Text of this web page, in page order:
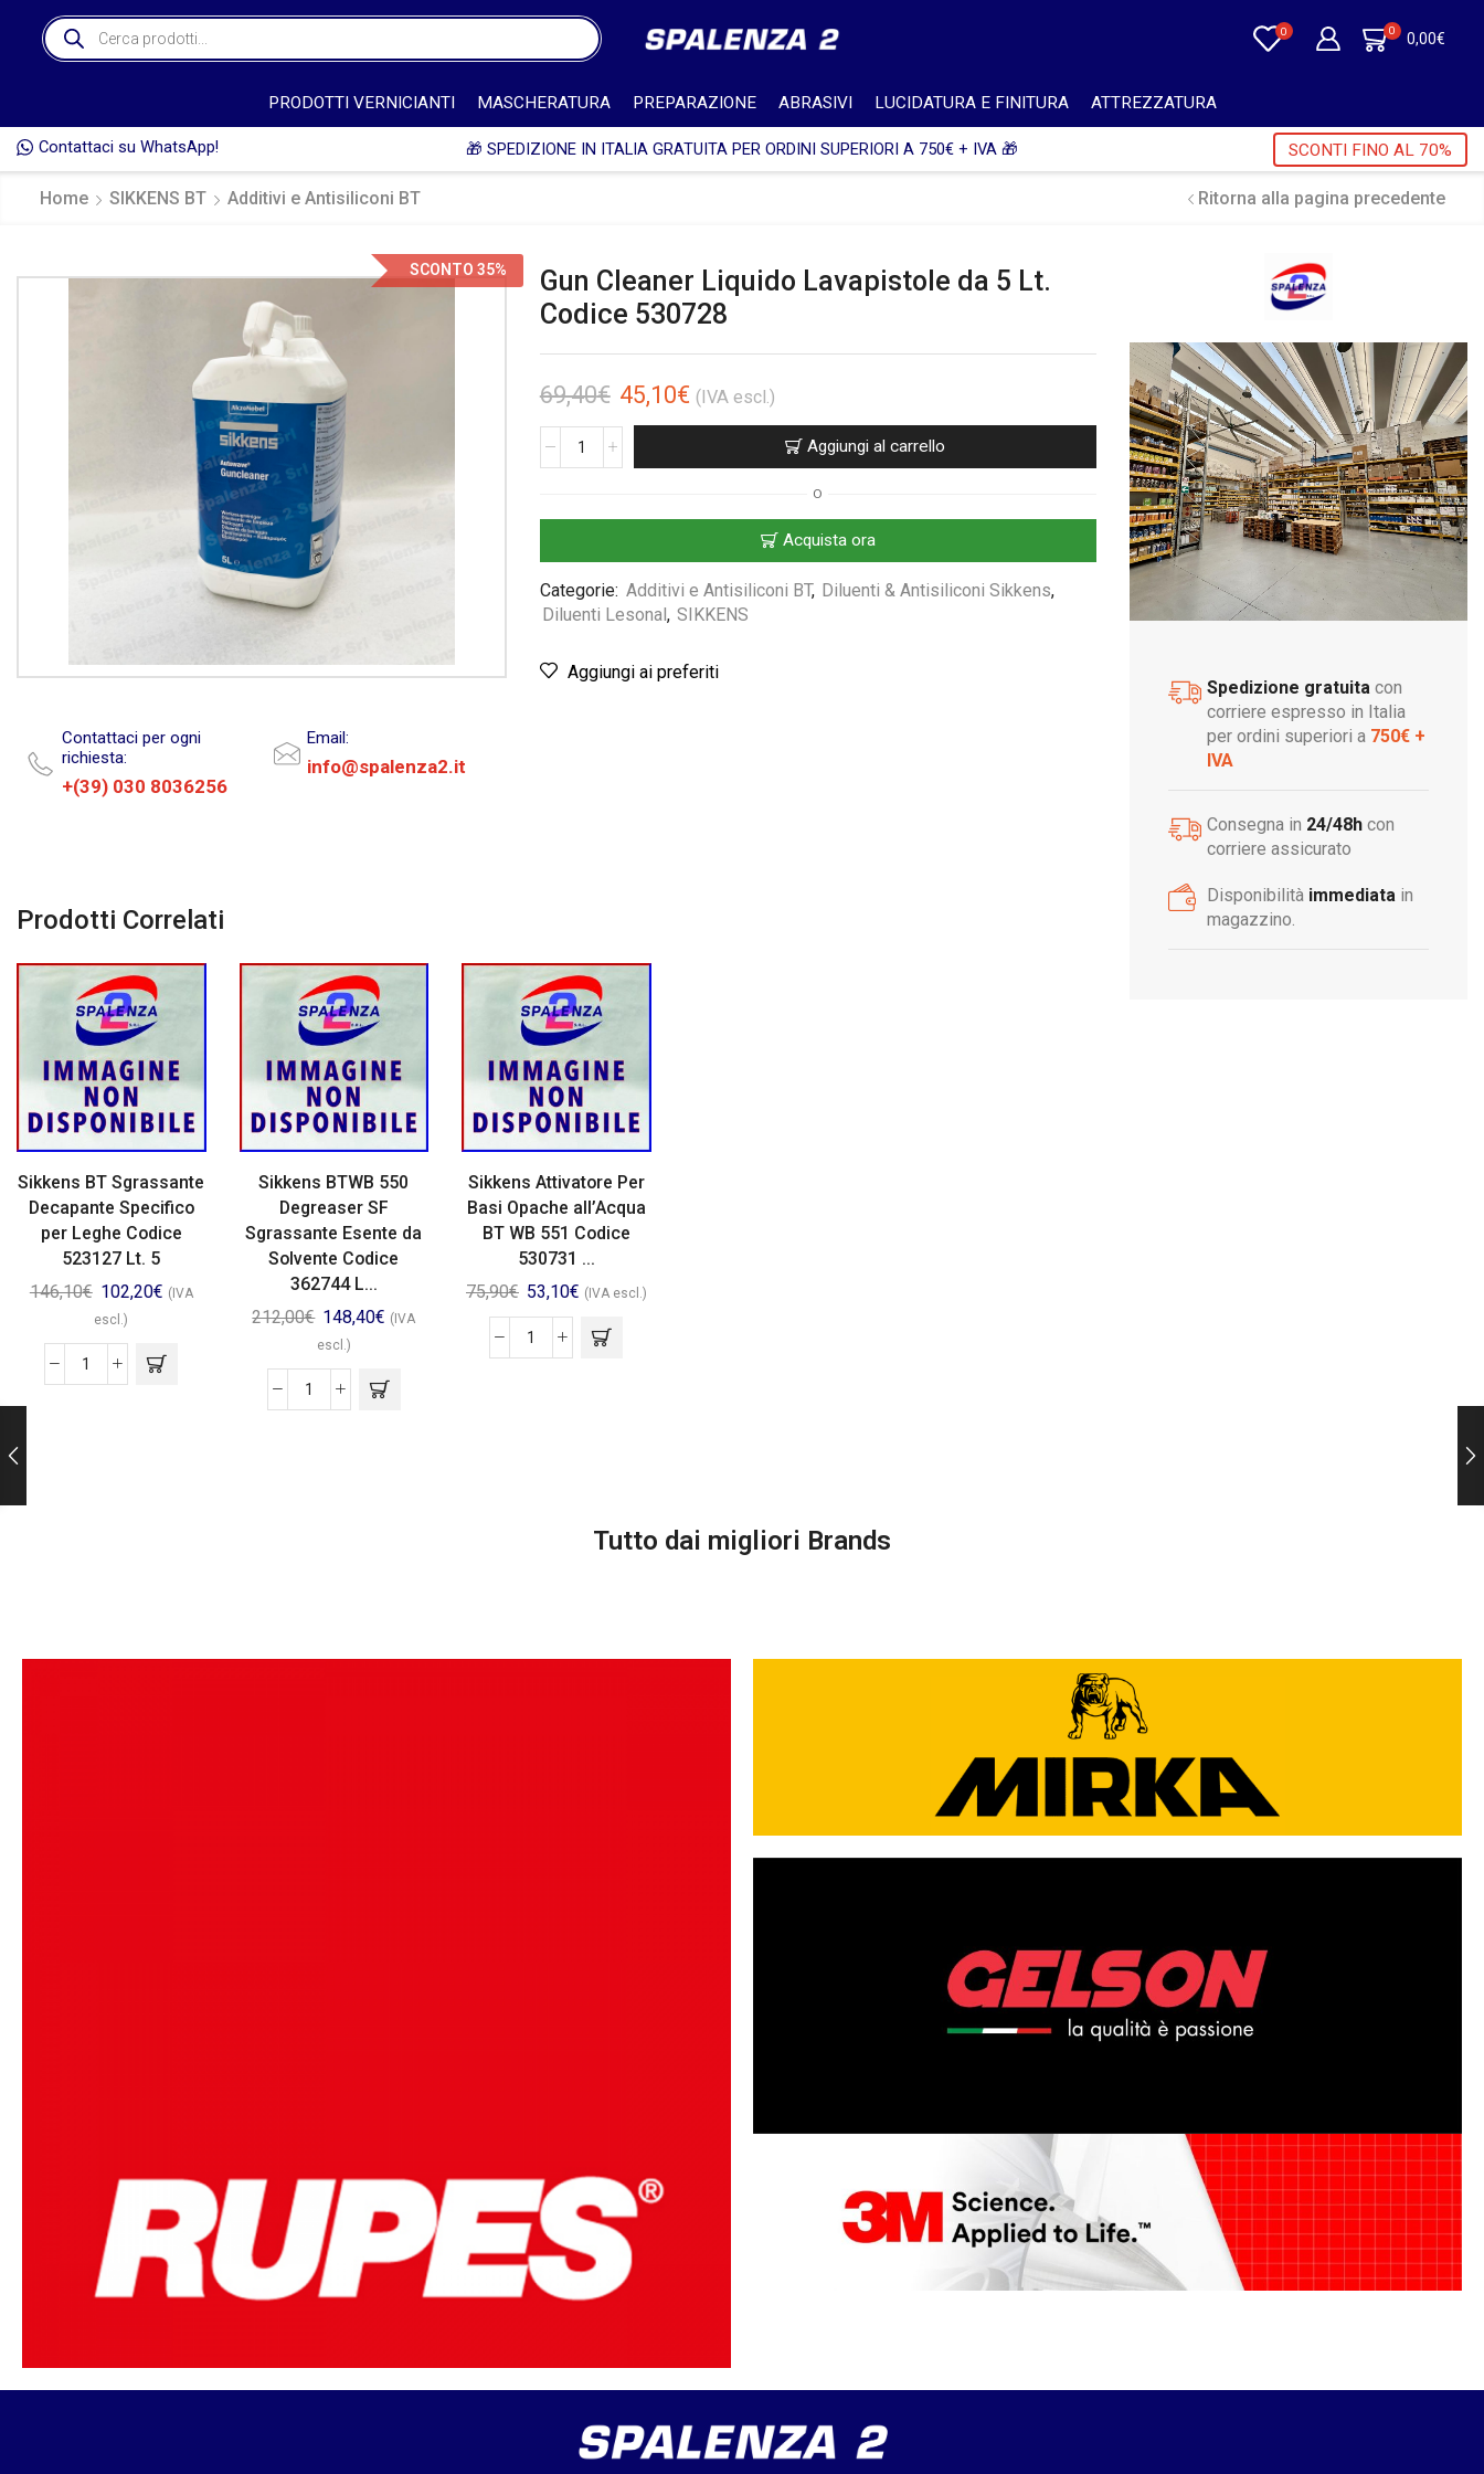
0 0 0,00€
PRODOTTI VERNICIANTI MASCHERATURA PREPARAZIONE ABRASIVI LUCIDATURA E FINITURA ATTREZZATURA
Contattaci su WhatsApp! 🎁 SPEDIZIONE IN ITALIA GRATUITA PER ORDINI SUPERIORI A 750€ + IVA 🎁 SCONTI FINO AL 70%
Home SIKKENS BT Additivi e Antisiliconi BT Ritorna alla pagina precedente
SCONTO 35%
Contattaci per ogni
richiesta:
+(39) 030 8036256
Email:
info@spalenza2.it
Gun Cleaner Liquido Lavapistole da 5 Lt.
Codice 530728
69,40€ 45,10€ (IVA escl.)
Aggiungi al carrello
O
Acquista ora
Categorie: Additivi e Antisiliconi BT, Diluenti & Antisiliconi Sikkens,
Diluenti Lesonal, SIKKENS
Aggiungi ai preferiti
Prodotti Correlati
Sikkens BT Sgrassante
Decapante Specifico
per Leghe Codice
523127 Lt. 5
146,10€ 102,20€ (IVA
escl.)
Sikkens BTWB 550
Degreaser SF
Sgrassante Esente da
Solvente Codice
362744 L...
212,00€ 148,40€ (IVA
escl.)
Sikkens Attivatore Per
Basi Opache all’Acqua
BT WB 551 Codice
530731 ...
75,90€ 53,10€ (IVA escl.)
Spedizione gratuita con
corriere espresso in Italia
per ordini superiori a 750€ +
IVA
Consegna in 24/48h con
corriere assicurato
Disponibilità immediata in
magazzino.
Tutto dai migliori Brands